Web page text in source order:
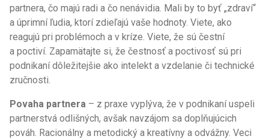
partnera, čo majú radi a čo nenávidia. Mali by to byť „zdraví“
a úprimní ľudia, ktorí zdieľajú vaše hodnoty. Viete, ako
reagujú pri problémoch a v kríze. Viete, že sú čestní
a poctiví. Zapamätajte si, že čestnosť a poctivosť sú pri
podnikaní dôležitejšie ako intelekt a vzdelanie či technické
zručnosti.
Povaha partnera – z praxe vyplýva, že v podnikaní uspeli
partnerstvá odlišných, avšak navzájom sa doplňujúcich
pováh. Racionálny a metodický a kreatívny a odvážny. Veci